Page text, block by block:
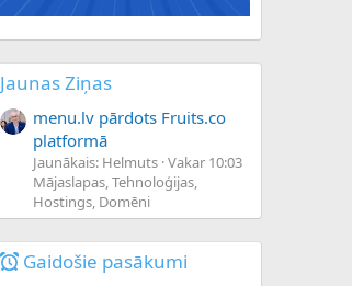
Jaunas Ziņas
menu.lv pārdots Fruits.co
platformā
Jaunākais: Helmuts Vakar 10:03
Mājaslapas, Tehnoloģijas,
Hostings, Domēni
Gaidošie pasākumi